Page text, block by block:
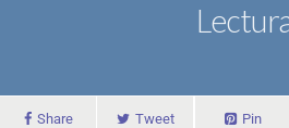
Share Tweet Pin